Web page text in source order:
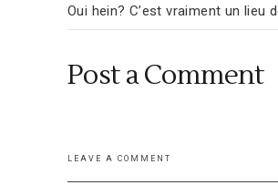
Oui hein? C’est vraiment un lieu
Post a Comment